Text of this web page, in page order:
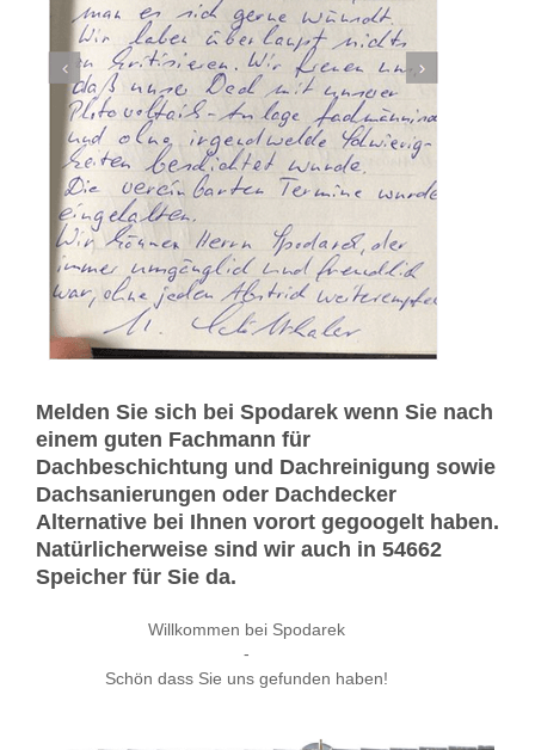
Melden Sie sich bei Spodarek wenn Sie nach
einem guten Fachmann für
Dachbeschichtung und Dachreinigung sowie
Dachsanierungen oder Dachdecker
Alternative bei Ihnen vorort gegoogelt haben.
Natürlicherweise sind wir auch in 54662
Speicher für Sie da.
Willkommen bei Spodarek
-
Schön dass Sie uns gefunden haben!